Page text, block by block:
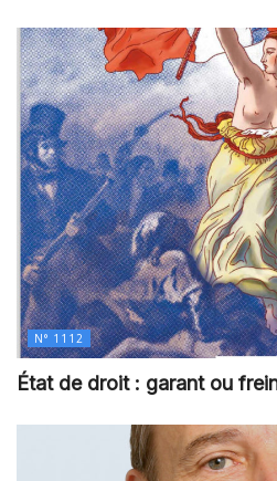
N° 1112
État de droit : garant ou